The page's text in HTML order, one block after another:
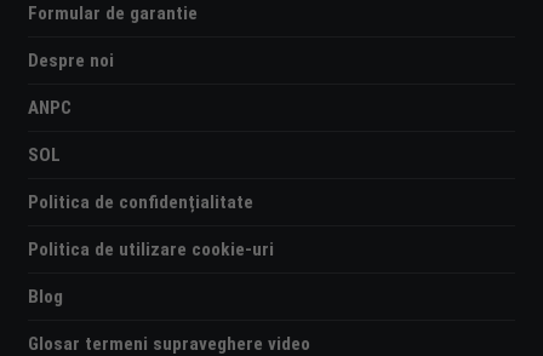
Formular de garantie
Despre noi
ANPC
SOL
Politica de confidențialitate
Politica de utilizare cookie-uri
Blog
Glosar termeni supraveghere video